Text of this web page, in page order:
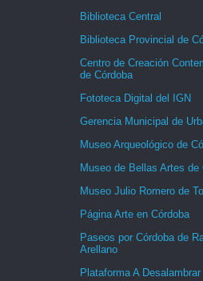
Biblioteca Central
Biblioteca Provincial de
Centro de Creación
de Córdoba
Fototeca Digital del IGN
Gerencia Municipal de
Museo Arqueológico de
Museo de Bellas Artes de
Museo Julio Romero de
Página Arte en Córdoba
Paseos por Córdoba de
Arellano
Plataforma A Desalambrar